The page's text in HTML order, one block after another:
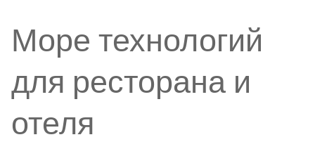
Море технологий
для ресторана и
отеля